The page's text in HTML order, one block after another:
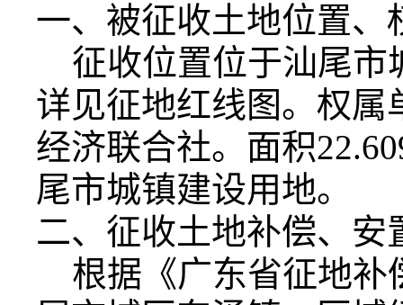
一、被征收土地位置、
征收位置位于汕尾市
详见征地红线图。权属
经济联合社。面积
尾市城镇建设用地。
二、征收土地补偿、安
根据《广东省征地补